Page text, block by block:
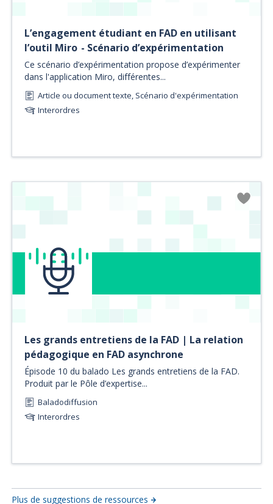
L’engagement étudiant en FAD en utilisant
l’outil Miro - Scénario d’expérimentation
Ce scénario d’expérimentation propose d’expérimenter
dans l'application Miro, différentes...
Article ou document texte, Scénario d'expérimentation
Interordres
Les grands entretiens de la FAD | La relation
pédagogique en FAD asynchrone
Épisode 10 du balado Les grands entretiens de la FAD.
Produit par le Pôle d’expertise...
Baladodiffusion
Interordres
Plus de suggestions de ressources